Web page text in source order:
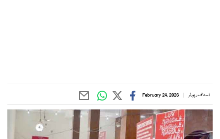
اسٹاف رپورٹر February 24, 2026